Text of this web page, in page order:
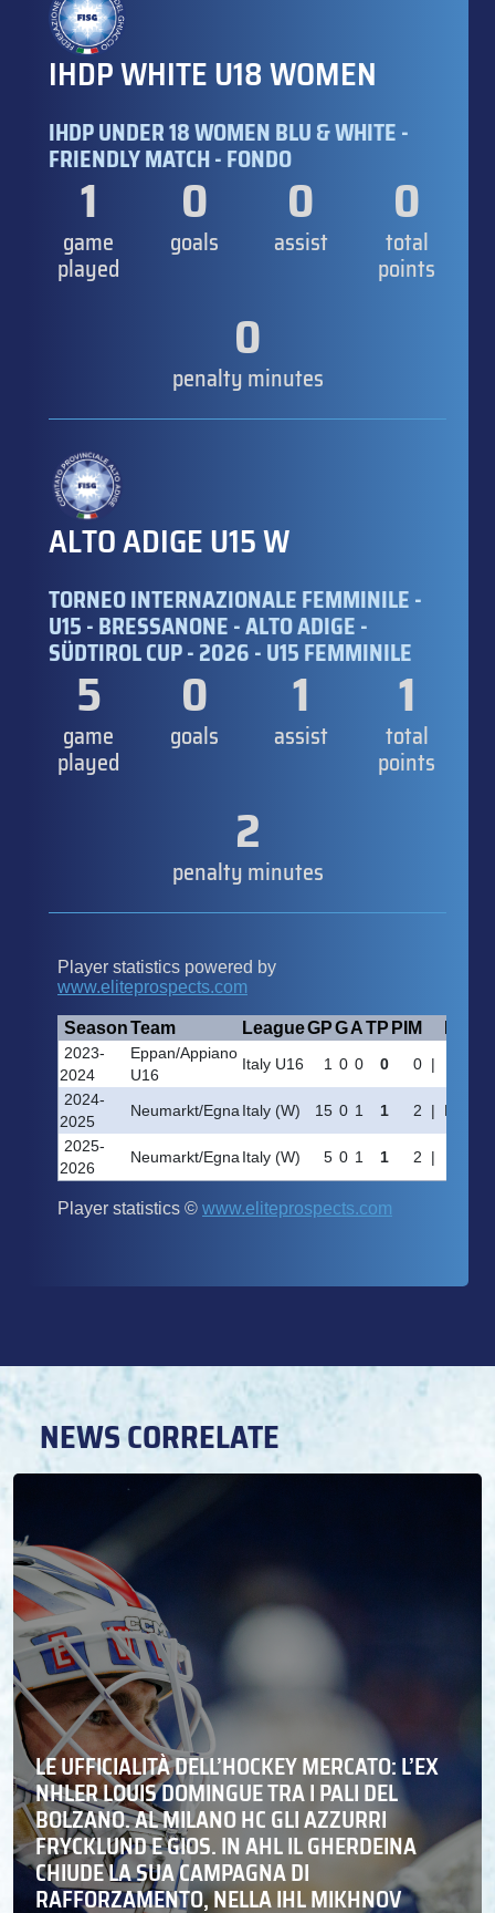
IHDP WHITE U18 WOMEN
IHDP UNDER 18 WOMEN BLU & WHITE -
FRIENDLY MATCH - FONDO
1
game
played
0
goals
0
assist
0
total
points
0
penalty minutes
ALTO ADIGE U15 W
TORNEO INTERNAZIONALE FEMMINILE -
U15 - BRESSANONE - ALTO ADIGE -
SÜDTIROL CUP - 2026 - U15 FEMMINILE
5
game
played
0
goals
1
assist
1
total
points
2
penalty minutes
NEWS CORRELATE
LE UFFICIALITÀ DELL’HOCKEY MERCATO: L’EX
NHLER LOUIS DOMINGUE TRA I PALI DEL
BOLZANO. AL MILANO HC GLI AZZURRI
FRYCKLUND E GIOS. IN AHL IL GHERDEINA
CHIUDE LA SUA CAMPAGNA DI
RAFFORZAMENTO, NELLA IHL MIKHNOV